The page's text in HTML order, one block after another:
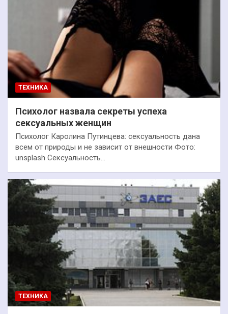
ТЕХНИКА
Психолог назвала секреты успеха
сексуальных женщин
Психолог Каролина Путинцева: сексуальность дана
всем от природы и не зависит от внешности Фото:
unsplash Сексуальность…
ТЕХНИКА